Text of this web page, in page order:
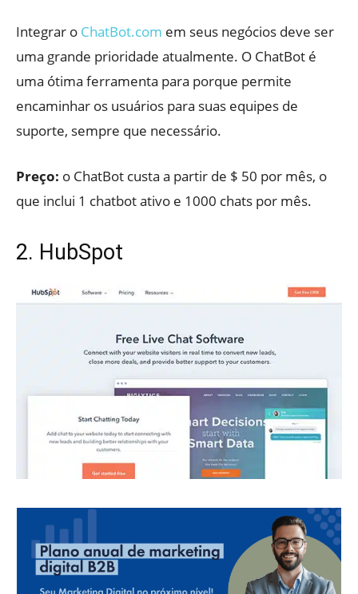
Integrar o ChatBot.com em seus negócios deve ser
uma grande prioridade atualmente. O ChatBot é
uma ótima ferramenta para porque permite
encaminhar os usuários para suas equipes de
suporte, sempre que necessário.
Preço: o ChatBot custa a partir de $ 50 por mês, o
que inclui 1 chatbot ativo e 1000 chats por mês.
2. HubSpot